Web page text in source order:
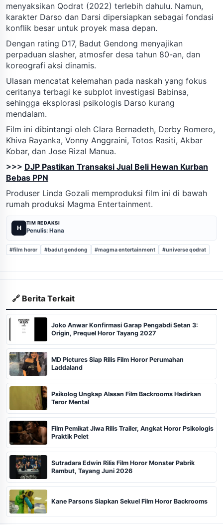
menyaksikan Qodrat (2022) terlebih dahulu. Namun,
karakter Darso dan Darsi dipersiapkan sebagai fondasi
konflik besar untuk proyek masa depan.
Dengan rating D17, Badut Gendong menyajikan
perpaduan slasher, atmosfer desa tahun 80-an, dan
koreografi aksi dinamis.
Ulasan mencatat kelemahan pada naskah yang fokus
ceritanya terbagi ke subplot investigasi Babinsa,
sehingga eksplorasi psikologis Darso kurang
mendalam.
Film ini dibintangi oleh Clara Bernadeth, Derby Romero,
Khiva Rayanka, Vonny Anggraini, Totos Rasiti, Akbar
Kobar, dan Jose Rizal Manua.
>>> DJP Pastikan Transaksi Jual Beli Hewan Kurban
Bebas PPN
Produser Linda Gozali memproduksi film ini di bawah
rumah produksi Magma Entertainment.
H
TIM REDAKSI
Penulis: Hana
#film horor #badut gendong #magma entertainment #universe qodrat
🔗 Berita Terkait
Joko Anwar Konfirmasi Garap Pengabdi Setan 3:
Origin, Prequel Horor Tayang 2027
MD Pictures Siap Rilis Film Horor Perumahan
Laddaland
Psikolog Ungkap Alasan Film Backrooms Hadirkan
Teror Mental
Film Pemikat Jiwa Rilis Trailer, Angkat Horor Psikologis
Praktik Pelet
Sutradara Edwin Rilis Film Horor Monster Pabrik
Rambut, Tayang Juni 2026
Kane Parsons Siapkan Sekuel Film Horor Backrooms